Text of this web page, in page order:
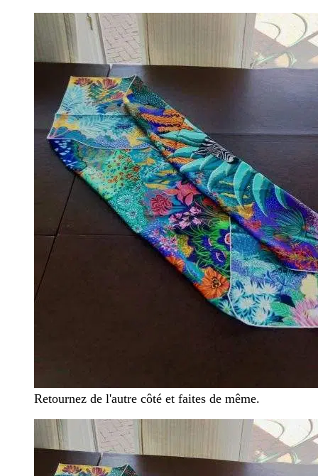
Retournez de l'autre côté et faites de même.